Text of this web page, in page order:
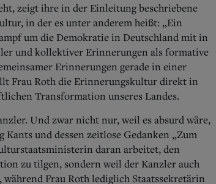
zeigt ihre in der Einleitung beschriebene
in der es unter anderem heißt: „Ein
um die Demokratie in Deutschland mit in
und kollektiver Erinnerungen als formative
Erinnerungen gerade in einer
Frau Roth die Erinnerungskultur direkt in
Transformation unseres Landes.
Und zwar nicht nur, weil es absurd wäre,
und dessen zeitlose Gedanken „Zum
daran arbeitet, den
zu tilgen, sondern weil der Kanzler auch
Frau Roth lediglich Staatssekretärin